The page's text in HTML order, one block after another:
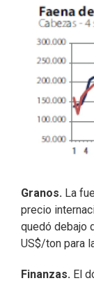
Granos. La
precio
quedó debajo
US$/ton para
Finanzas. El